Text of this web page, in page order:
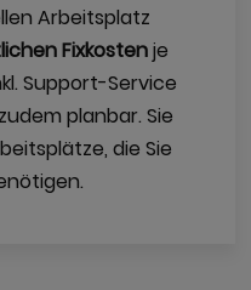
Arbeitsplatz
Fixkostenje
Support-Service
planbar. Sie
die Sie